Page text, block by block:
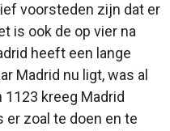
voorsteden zijn dat er
is ook de op vier na
heeft een lange
Madrid nu ligt, was al
kreeg Madrid
zoal te doen en te